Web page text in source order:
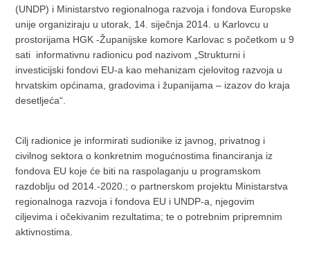
(UNDP) i Ministarstvo regionalnoga razvoja i fondova Europske
unije organiziraju u utorak, 14. siječnja 2014. u Karlovcu u
prostorijama HGK -Županijske komore Karlovac s početkom u 9
sati informativnu radionicu pod nazivom „Strukturni i
investicijski fondovi EU-a kao mehanizam cjelovitog razvoja u
hrvatskim općinama, gradovima i županijama – izazov do kraja
desetljeća“.
Cilj radionice je informirati sudionike iz javnog, privatnog i
civilnog sektora o konkretnim mogućnostima financiranja iz
fondova EU koje će biti na raspolaganju u programskom
razdoblju od 2014.-2020.; o partnerskom projektu Ministarstva
regionalnoga razvoja i fondova EU i UNDP-a, njegovim
ciljevima i očekivanim rezultatima; te o potrebnim pripremnim
aktivnostima.